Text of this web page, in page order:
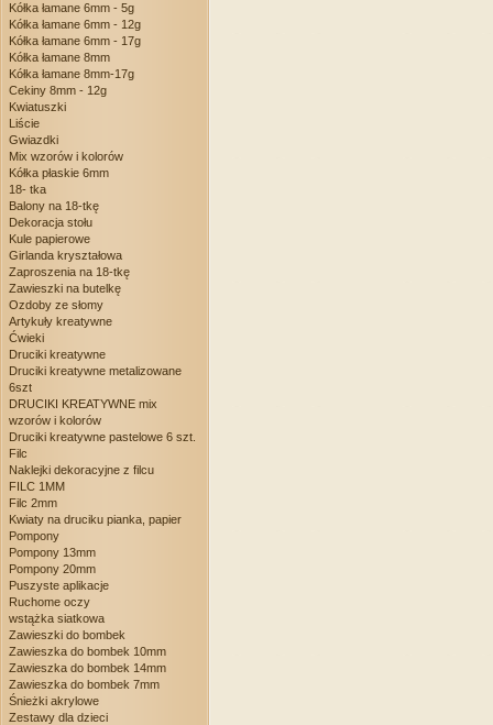
Kółka łamane 6mm - 5g
Kółka łamane 6mm - 12g
Kółka łamane 6mm - 17g
Kółka łamane 8mm
Kółka łamane 8mm-17g
Cekiny 8mm - 12g
Kwiatuszki
Liście
Gwiazdki
Mix wzorów i kolorów
Kółka płaskie 6mm
18- tka
Balony na 18-tkę
Dekoracja stołu
Kule papierowe
Girlanda kryształowa
Zaproszenia na 18-tkę
Zawieszki na butelkę
Ozdoby ze słomy
Artykuły kreatywne
Ćwieki
Druciki kreatywne
Druciki kreatywne metalizowane
6szt
DRUCIKI KREATYWNE mix
wzorów i kolorów
Druciki kreatywne pastelowe 6 szt.
Filc
Naklejki dekoracyjne z filcu
FILC 1MM
Filc 2mm
Kwiaty na druciku pianka, papier
Pompony
Pompony 13mm
Pompony 20mm
Puszyste aplikacje
Ruchome oczy
wstążka siatkowa
Zawieszki do bombek
Zawieszka do bombek 10mm
Zawieszka do bombek 14mm
Zawieszka do bombek 7mm
Śnieżki akrylowe
Zestawy dla dzieci